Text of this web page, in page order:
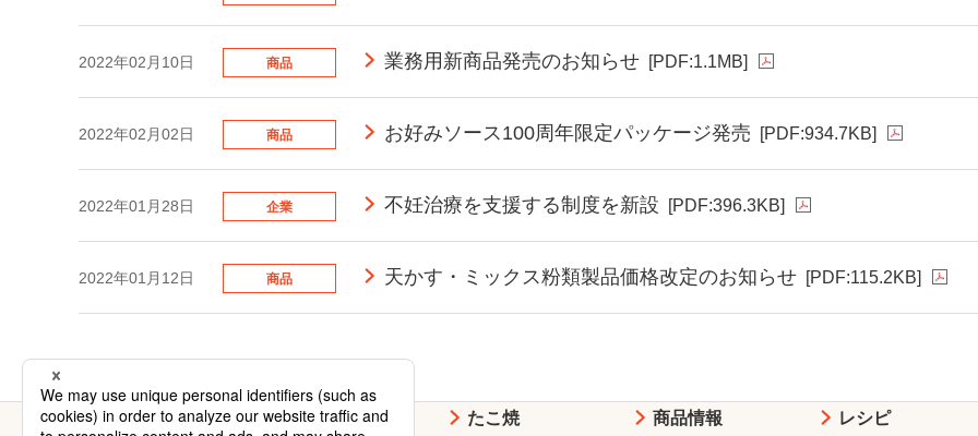
2022年02月10日 商品 業務用新商品発売のお知らせ [PDF:1.1MB]
2022年02月02日 商品 お好みソース100周年限定パッケージ発売 [PDF:934.7KB]
2022年01月28日 企業 不妊治療を支援する制度を新設 [PDF:396.3KB]
2022年01月12日 商品 天かす・ミックス粉類製品価格改定のお知らせ [PDF:115.2KB]
お好み焼 焼そば たこ焼 商品情報 レシピ